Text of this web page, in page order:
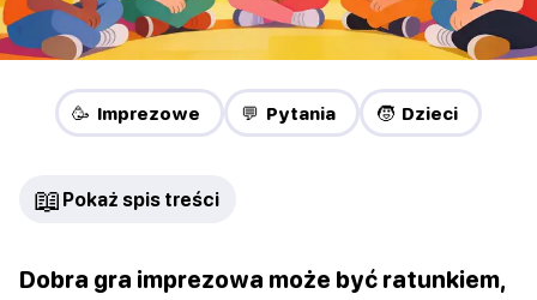
🥳 Imprezowe 💬 Pytania 🧒 Dzieci
📖 Pokaż spis treści
Dobra gra imprezowa może być ratunkiem,